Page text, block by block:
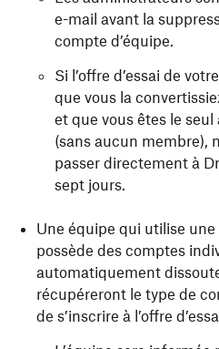
e-mail avant la
compte d’équipe.
Si l’offre d’essai de
que vous la
et que vous êtes le
(sans aucun membre),
passer directement à
sept jours.
Une équipe qui utilise une
possède des comptes
automatiquement
récupéreront le type de
de s’inscrire à l’offre